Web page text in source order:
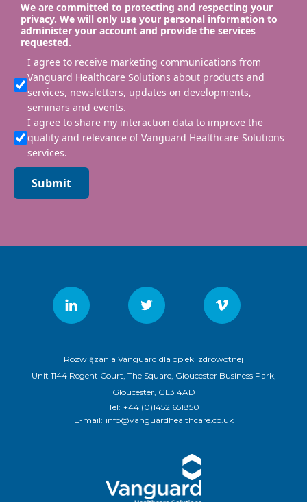
We are committed to protecting and respecting your
privacy. We will only use your personal information to
administer your account and provide the services
requested.
I agree to receive marketing communications from
Vanguard Healthcare Solutions about products and
services, newsletters, updates on developments,
seminars and events.
I agree to share my interaction data to improve the
quality and relevance of Vanguard Healthcare Solutions
services.
Submit
Rozwiązania Vanguard dla opieki zdrowotnej
Unit 1144 Regent Court, The Square, Gloucester Business Park,
Gloucester, GL3 4AD
Tel: +44 (0)1452 651850
E-mail: info@vanguardhealthcare.co.uk